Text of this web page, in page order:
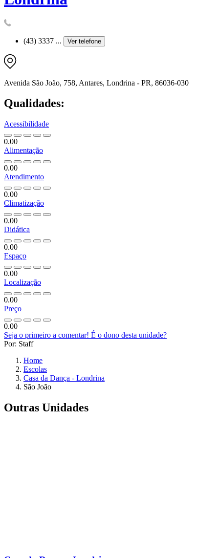
(43) 3337 ... Ver telefone
Avenida São João, 758, Antares, Londrina - PR, 86036-030
Qualidades:
Acessibilidade
0.00
Alimentação
0.00
Atendimento
0.00
Climatização
0.00
Didática
0.00
Espaço
0.00
Localização
0.00
Preço
0.00
Seja o primeiro a comentar! É o dono desta unidade?
Por: Staff
Home
Escolas
Casa da Dança - Londrina
São João
Outras Unidades